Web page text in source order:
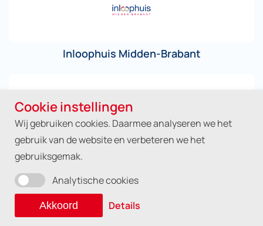
Inloophuis Midden-Brabant
Cookie instellingen
Wij gebruiken cookies. Daarmee analyseren we het
gebruik van de website en verbeteren we het
gebruiksgemak.
Analytische cookies
Details
Akkoord